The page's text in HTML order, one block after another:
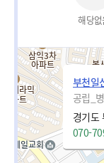
해당없
부천일
공립_
경기도
070-